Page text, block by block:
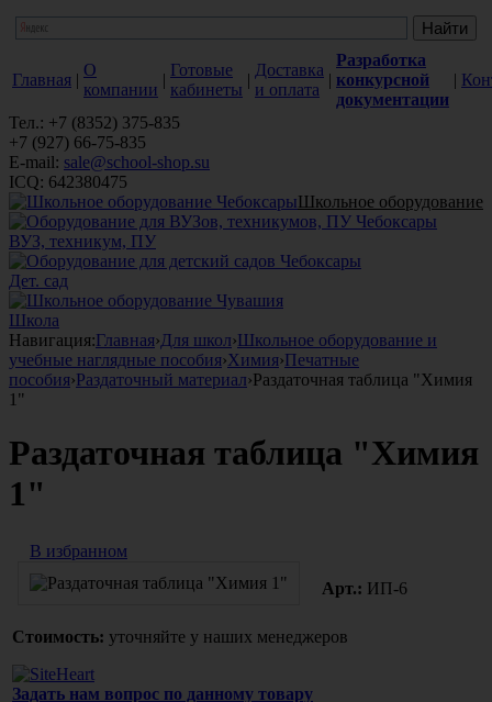
Главная |
О
компании
|
Готовые
кабинеты
|
Доставка
и оплата
|
Разработка
конкурсной
документации
|
Тел.: +7 (8352) 375-835
+7 (927) 66-75-835
E-mail: sale@school-shop.su
ICQ: 642380475
Школьное оборудование
ВУЗ, техникум, ПУ
Дет. сад
Школа
Навигация:Главная›Для школ›Школьное оборудование и
учебные наглядные пособия›Химия›Печатные
пособия›Раздаточный материал›Раздаточная таблица "Химия
1"
Раздаточная таблица "Химия
1"
В избранном
Арт.: ИП-6
Стоимость: уточняйте у наших менеджеров
Задать нам вопрос по данному товару